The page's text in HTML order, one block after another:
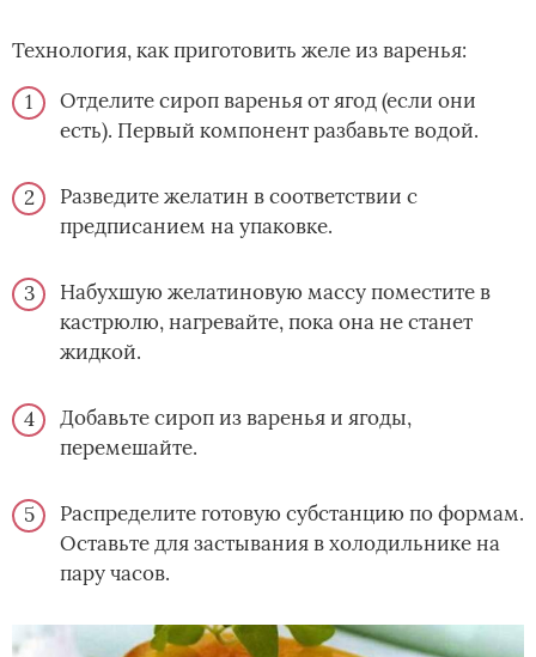
Технология, как приготовить желе из варенья:
Отделите сироп варенья от ягод (если они
есть). Первый компонент разбавьте водой.
Разведите желатин в соответствии с
предписанием на упаковке.
Набухшую желатиновую массу поместите в
кастрюлю, нагревайте, пока она не станет
жидкой.
Добавьте сироп из варенья и ягоды,
перемешайте.
Распределите готовую субстанцию по формам.
Оставьте для застывания в холодильнике на
пару часов.